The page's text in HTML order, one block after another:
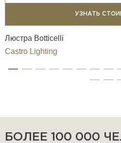
УЗНАТЬ
Люстра Botticelli
Castro Lighting
БОЛЕЕ 100 000